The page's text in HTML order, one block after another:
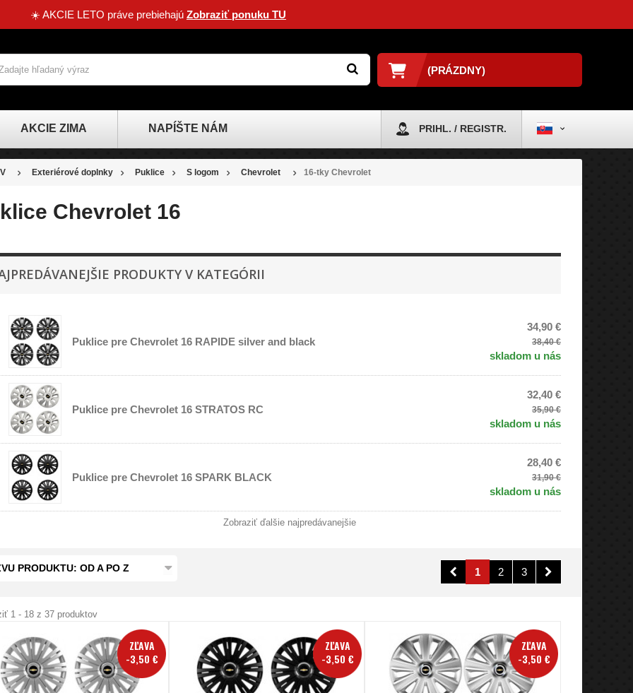
☀️ AKCIE LETO práve prebiehajú Zobraziť ponuku TU
(PRÁZDNY)
AKCIE ZIMA NAPÍŠTE NÁM PRIHL. / REGISTR.
Exteriérové doplnky Puklice S logom Chevrolet 16-tky Chevrolet
Chevrolet 16
PRODUKTY V KATEGÓRII
Puklice pre Chevrolet 16 RAPIDE silver and black
34,90 €
38,40 €
skladom u nás
Puklice pre Chevrolet 16 STRATOS RC
32,40 €
35,90 €
skladom u nás
Puklice pre Chevrolet 16 SPARK BLACK
28,40 €
31,90 €
skladom u nás
Zobraziť ďalšie najpredávanejšie
PRODUKTU: OD A PO Z 1 2 3
1 - 18 z 37 produktov
ZĽAVA
-3,50 €
ZĽAVA
-3,50 €
ZĽAVA
-3,50 €